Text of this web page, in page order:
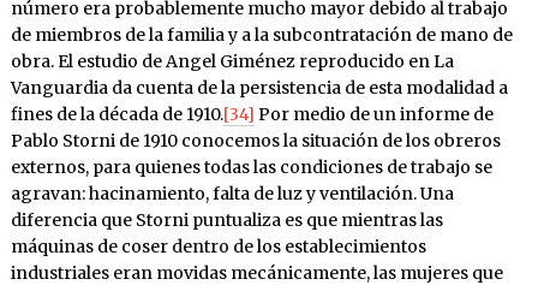
número era probablemente mucho mayor debido al trabajo
de miembros de la familia y a la subcontratación de mano de
obra. El estudio de Angel Giménez reproducido en La
Vanguardia da cuenta de la persistencia de esta modalidad a
fines de la década de 1910.[34] Por medio de un informe de
Pablo Storni de 1910 conocemos la situación de los obreros
externos, para quienes todas las condiciones de trabajo se
agravan: hacinamiento, falta de luz y ventilación. Una
diferencia que Storni puntualiza es que mientras las
máquinas de coser dentro de los establecimientos
industriales eran movidas mecánicamente, las mujeres que